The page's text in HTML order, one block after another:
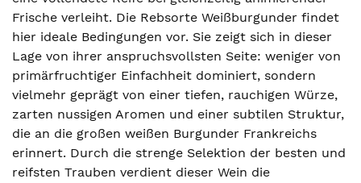
Frische verleiht. Die Rebsorte Weißburgunder findet
hier ideale Bedingungen vor. Sie zeigt sich in dieser
Lage von ihrer anspruchsvollsten Seite: weniger von
primärfruchtiger Einfachheit dominiert, sondern
vielmehr geprägt von einer tiefen, rauchigen Würze,
zarten nussigen Aromen und einer subtilen Struktur,
die an die großen weißen Burgunder Frankreichs
erinnert. Durch die strenge Selektion der besten und
reifsten Trauben verdient dieser Wein die